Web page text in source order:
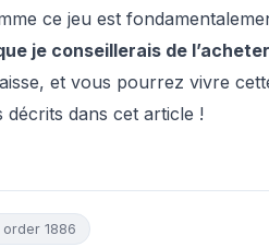
ce jeu est
je conseillerais de
et vous pourrez vivre
dans cet article !
1886